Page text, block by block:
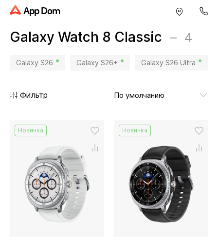
App Dom
Galaxy Watch 8 Classic 4
Galaxy S26 Galaxy S26+ Galaxy S26 Ultra
Новинка Новинка
Фильтр